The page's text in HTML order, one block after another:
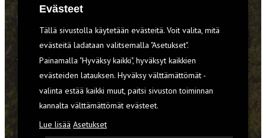
VARUSTEET
TILAA RETKI-LEHTI
YHTEYSTIEDOT
REKISTERISELOSTE
Evästeet
Tällä sivustolla käytetään evästeitä. Voit valita, mitä
evästeitä ladataan valitsemalla "Asetukset".
Painamalla "Hyväksy kaikki", hyväksyt kaikkien
evästeiden latauksen. Hyväksy välttämättömät -
valinta estää kaikki muut, paitsi sivuston toiminnan
kannalta välttämättömät evästeet.
Lue lisää Asetukset